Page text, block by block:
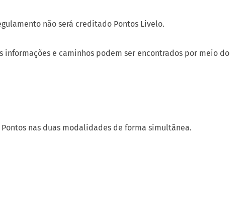
não será creditado Pontos Livelo.
e caminhos podem ser encontrados por meio do
nas duas modalidades de forma simultânea.